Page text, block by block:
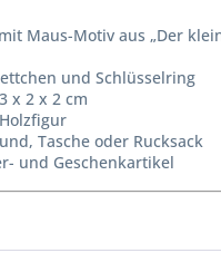
Maus-Motiv aus „Der
und Schlüsselring
x 2 x 2 cm
Tasche oder Rucksack
und Geschenkartikel